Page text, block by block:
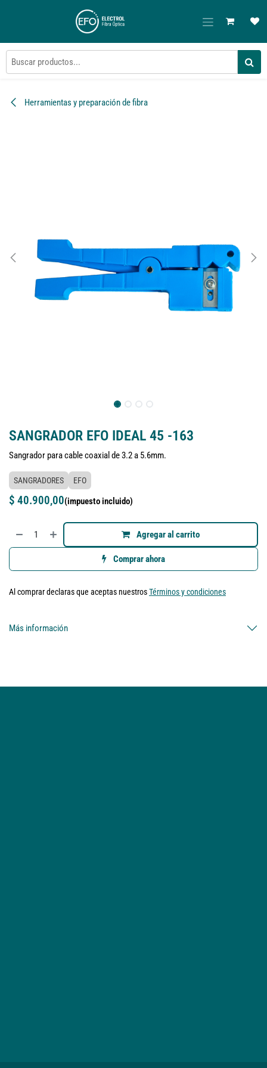
Herramientas y preparación de fibra
SANGRADOR EFO IDEAL 45 -163
Sangrador para cable coaxial de 3.2 a 5.6mm.
SANGRADORES EFO
$ 40.900,00(impuesto incluido)
Agregar al carrito
Comprar ahora
Al comprar declaras que aceptas nuestrosTérminos y condiciones
Más información